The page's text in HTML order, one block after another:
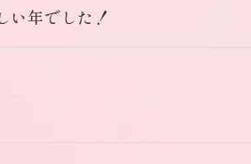
い年でした！